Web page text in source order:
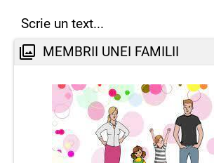
Scrie un text...
MEMBRII UNEI FAMILII